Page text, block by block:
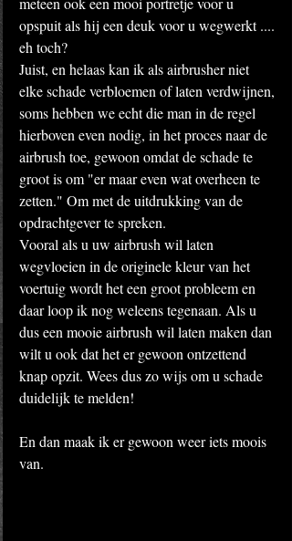
opspuit als hij een deuk voor u wegwerkt ....
eh toch?
Juist, en helaas kan ik als airbrusher niet
elke schade verbloemen of laten verdwijnen,
soms hebben we echt die man in de regel
hierboven even nodig, in het proces naar de
airbrush toe, gewoon omdat de schade te
groot is om "er maar even wat overheen te
zetten." Om met de uitdrukking van de
opdrachtgever te spreken.
Vooral als u uw airbrush wil laten
wegvloeien in de originele kleur van het
voertuig wordt het een groot probleem en
daar loop ik nog weleens tegenaan. Als u
dus een mooie airbrush wil laten maken dan
wilt u ook dat het er gewoon ontzettend
knap opzit. Wees dus zo wijs om u schade
duidelijk te melden!
En dan maak ik er gewoon weer iets moois
van.